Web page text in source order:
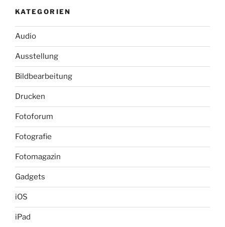
KATEGORIEN
Audio
Ausstellung
Bildbearbeitung
Drucken
Fotoforum
Fotografie
Fotomagazin
Gadgets
iOS
iPad